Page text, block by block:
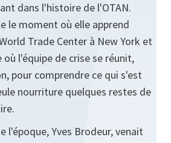
dans l'histoire de l'OTAN.
le moment où elle apprend
Trade Center à New York et
l'équipe de crise se réunit,
pour comprendre ce qui s'est
nourriture quelques restes de
l'époque, Yves Brodeur, venait